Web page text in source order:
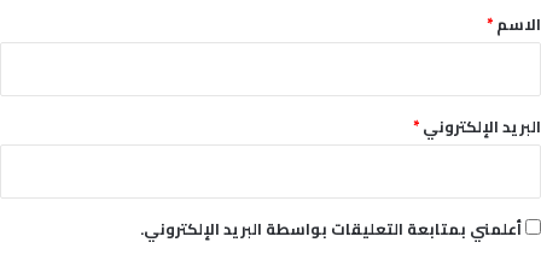
*الاسم*
البريد الإلكتروني*
أعلمني بمتابعة التعليقات بواسطة البريد الإلكتروني.